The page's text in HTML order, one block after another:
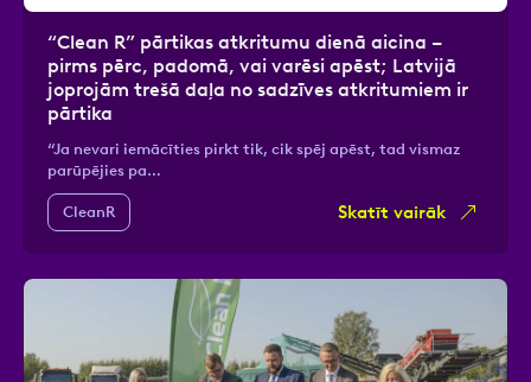
“Clean R” pārtikas atkritumu dienā aicina –
pirms pērc, padomā, vai varēsi apēst; Latvijā
joprojām trešā daļa no sadzīves atkritumiem ir
pārtika
“Ja nevari iemācīties pirkt tik, cik spēj apēst, tad vismaz
parūpējies pa…
CleanR Skatīt vairāk